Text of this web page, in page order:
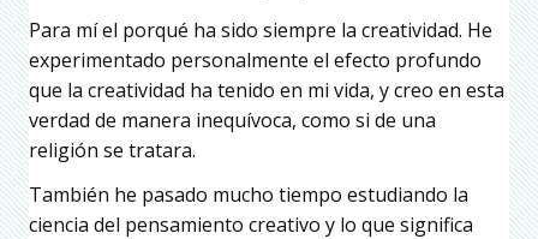
Para mí el porqué ha sido siempre la creatividad. He
experimentado personalmente el efecto profundo
que la creatividad ha tenido en mi vida, y creo en esta
verdad de manera inequívoca, como si de una
religión se tratara.
También he pasado mucho tiempo estudiando la
ciencia del pensamiento creativo y lo que significa